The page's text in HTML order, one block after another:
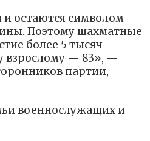
остаются символом
Поэтому шахматные
более 5 тысяч
взрослому — 83», —
партии,
военнослужащих и